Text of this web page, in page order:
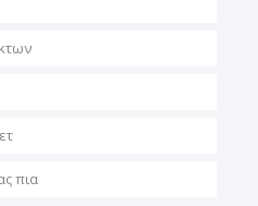
πια